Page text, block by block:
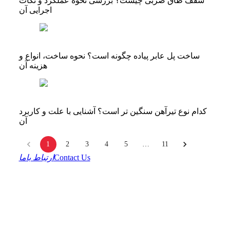
اجرایی آن
ساخت پل عابر پیاده چگونه است؟ نحوه ساخت، انواع و
هزینه آن
کدام نوع تیرآهن سنگین تر است؟ آشنایی با علت و کاربرد
آن
1 2 3 4 5 11
ارتباط باماContact Us